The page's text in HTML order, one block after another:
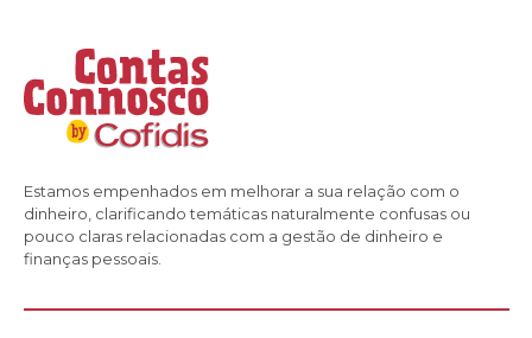
Estamos empenhados em melhorar a sua relação com o
dinheiro, clarificando temáticas naturalmente confusas ou
pouco claras relacionadas com a gestão de dinheiro e
finanças pessoais.